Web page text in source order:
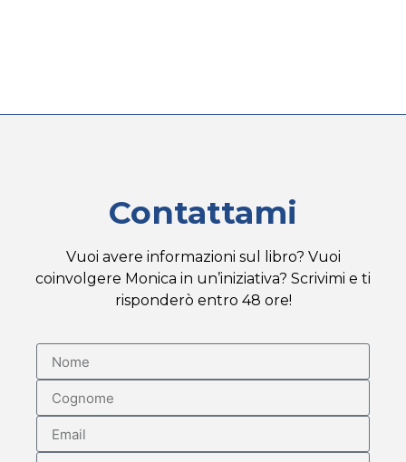
Contattami
Vuoi avere informazioni sul libro? Vuoi
coinvolgere Monica in un’iniziativa? Scrivimi e ti
risponderò entro 48 ore!